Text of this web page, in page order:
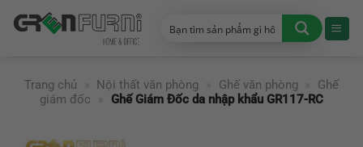
đến
Trang chủ
» Nội thất văn phòng » Ghế văn phòng »
Ghế
giám đốc
» Ghế Giám Đốc da nhập khẩu GR117-RC